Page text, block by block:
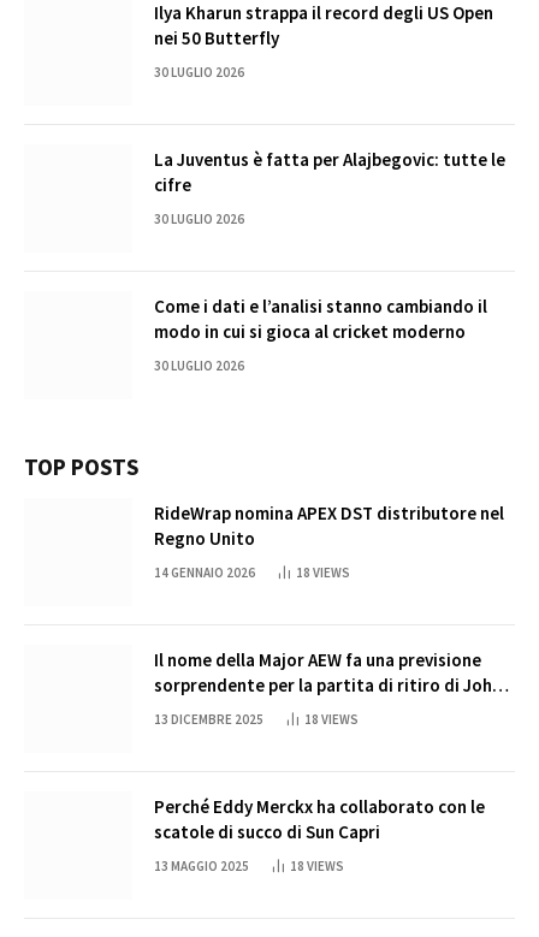
Ilya Kharun strappa il record degli US Open
nei 50 Butterfly
30 LUGLIO 2026
La Juventus è fatta per Alajbegovic: tutte le
cifre
30 LUGLIO 2026
Come i dati e l’analisi stanno cambiando il
modo in cui si gioca al cricket moderno
30 LUGLIO 2026
TOP POSTS
RideWrap nomina APEX DST distributore nel
Regno Unito
14 GENNAIO 2026 18 VIEWS
Il nome della Major AEW fa una previsione
sorprendente per la partita di ritiro di John
Cena
13 DICEMBRE 2025 18 VIEWS
Perché Eddy Merckx ha collaborato con le
scatole di succo di Sun Capri
13 MAGGIO 2025 18 VIEWS